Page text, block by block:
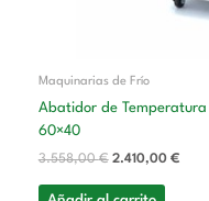
Maquinarias de Frío
Abatidor de Temperatura
60×40
3.558,00€ 2.410,00 €